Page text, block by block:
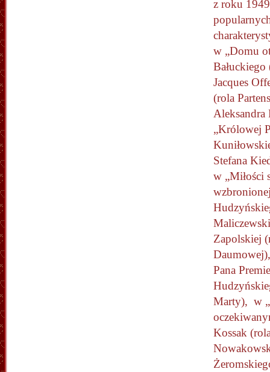
z roku
w „Domu
Jacques
(rola
„Królowej
Stefana
w „Miłości
Zapolskiej
Pana
Marty), w
Kossak